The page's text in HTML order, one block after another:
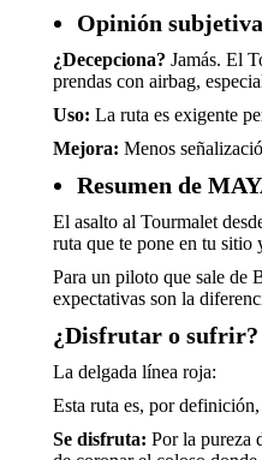
Opinión
¿Decepciona? Jamás. El
prendas con airbag,
Uso: La ruta es exigente
Mejora: Menos
Resumen de
El asalto al Tourmalet
ruta que te pone en tu sitio
Para un piloto que sale de
expectativas son la
¿Disfrutar o sufrir?
La delgada línea roja:
Esta ruta es, por
Se disfruta: Por la pureza